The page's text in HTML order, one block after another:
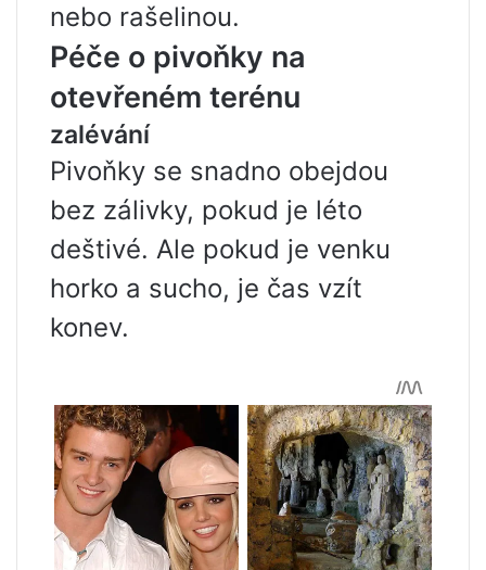
nebo rašelinou.
Péče o pivoňky na
otevřeném terénu
zalévání
Pivoňky se snadno obejdou
bez zálivky, pokud je léto
deštivé. Ale pokud je venku
horko a sucho, je čas vzít
konev.